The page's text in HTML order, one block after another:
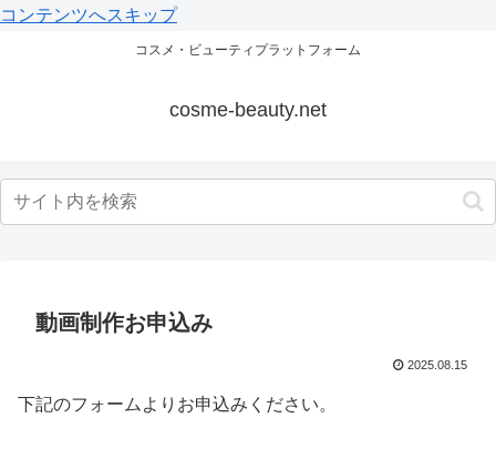
コンテンツへスキップ
コスメ・ビューティプラットフォーム
cosme-beauty.net
動画制作お申込み
2025.08.15
下記のフォームよりお申込みください。